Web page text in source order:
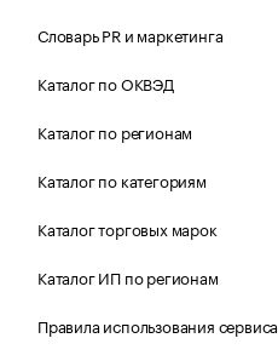
Словарь PR и маркетинга
Каталог по ОКВЭД
Каталог по регионам
Каталог по категориям
Каталог торговых марок
Каталог ИП по регионам
Правила использования сервиса